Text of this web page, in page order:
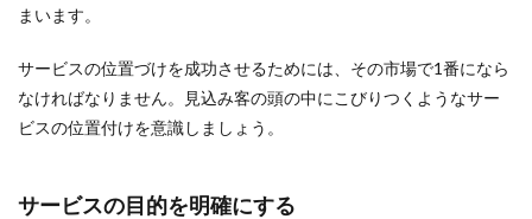
まいます。
サービスの位置づけを成功させるためには、その市場で1番になら
なければなりません。見込み客の頭の中にこびりつくようなサー
ビスの位置付けを意識しましょう。
サービスの目的を明確にする